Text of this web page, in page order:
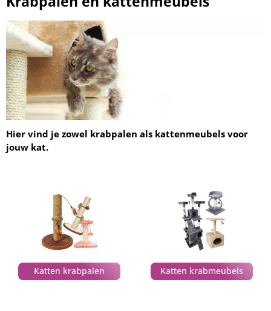
Hier vind je zowel krabpalen als kattenmeubels voor
jouw kat.
Katten krabpalen Katten krabmeubels